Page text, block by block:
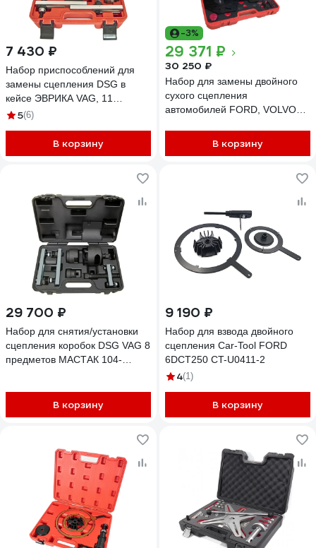
7 430 ₽
Набор приспособлений для
замены сцепления DSG в
кейсе ЭВРИКА VAG, 11
предметов ER-86719
5(6)
В корзину
-3%
29 371 ₽
30 250 ₽
Набор для замены двойного
сухого сцепления
автомобилей FORD, VOLVO
В корзину
29 700 ₽
Набор для снятия/установки
сцепления коробок DSG VAG 8
предметов МАСТАК 104-
В корзину
9 190 ₽
Набор для взвода двойного
сцепления Car-Tool FORD
6DCT250 CT-U0411-2
4(1)
В корзину